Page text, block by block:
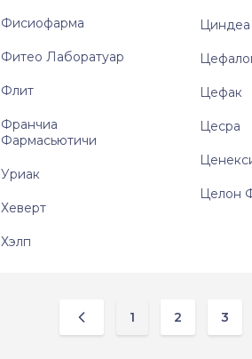
Фисиофарма
Фитео Лаборатуар
Флит
Франчиа
Фармасьютичи
Уриак
Хеверт
Хэлп
Цефак
Цесра
Целон
1 2 3